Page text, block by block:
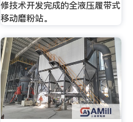
修技术开发完成的全液压履带式
移动磨粉站。